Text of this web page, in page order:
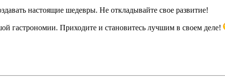
настоящие шедевры. Не откладывайте свое развитие!
гастрономии. Приходите и становитесь лучшим в своем деле!